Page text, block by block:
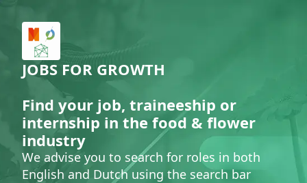
JOBS FOR GROWTH
Find your job, traineeship or
internship in the food & flower
industry
We advise you to search for roles in both
English and Dutch using the search bar